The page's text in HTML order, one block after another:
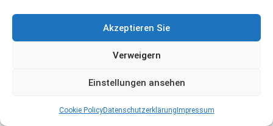
Akzeptieren Sie
Verweigern
Einstellungen ansehen
Cookie PolicyDatenschutzerklärung Impressum